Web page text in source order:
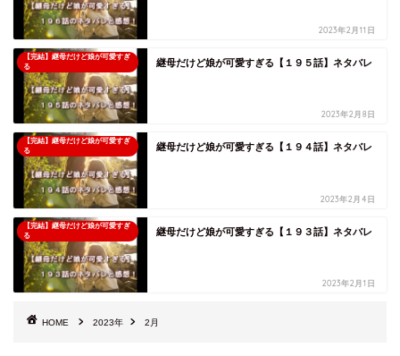
2023年2月11日
【完結】継母だけど娘が可愛すぎ
る
継母だけど娘が可愛すぎる【１９５話】ネタバレ
2023年2月8日
【完結】継母だけど娘が可愛すぎ
る
継母だけど娘が可愛すぎる【１９４話】ネタバレ
2023年2月4日
【完結】継母だけど娘が可愛すぎ
る
継母だけど娘が可愛すぎる【１９３話】ネタバレ
2023年2月1日
HOME 2023年 2月